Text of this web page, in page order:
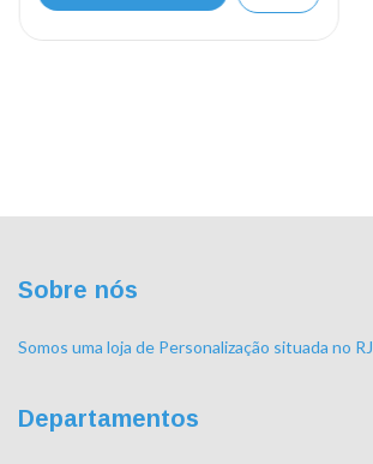
Sobre nós
Somos uma loja de Personalização situada no RJ
Departamentos